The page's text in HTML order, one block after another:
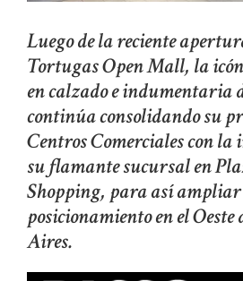
Luego de la reciente
Tortugas Open Mall, la
en calzado e indumentaria
continúa consolidando su
Centros Comerciales con
su flamante sucursal en
Shopping, para así
posicionamiento en el
Aires.